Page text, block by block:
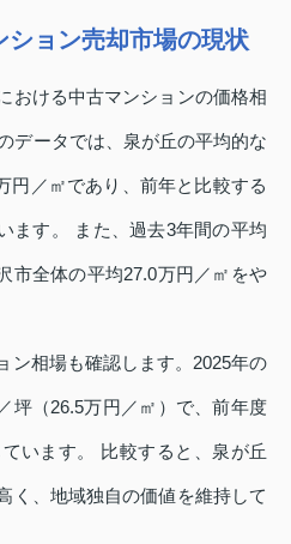
ション売却市場の現状
おける中古マンションの価格相
データでは、泉が丘の平均的な
円／㎡であり、前年と比較する
ます。 また、過去3年間の平均
市全体の平均27.0万円／㎡をや
ン相場も確認します。2025年の
坪（26.5万円／㎡）で、前年度
います。 比較すると、泉が丘
く、地域独自の価値を維持して